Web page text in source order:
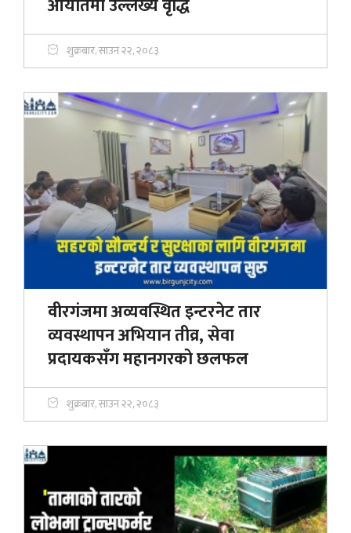
आयातमा उल्लेख्य वृद्धि
शुक्रबार, साउन २२, २०८३
वीरगंजमा अव्यवस्थित इन्टरनेट तार
व्यवस्थापन अभियान तीव्र, सेवा
प्रदायकसँग महानगरको छलफल
शुक्रबार, साउन २२, २०८३